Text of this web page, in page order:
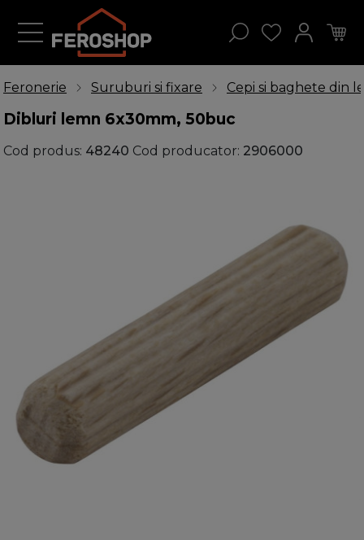
Feronerie Suruburi si fixare Cepi si baghete din
Dibluri lemn 6x30mm, 50buc
Cod produs: 48240 Cod producator: 2906000